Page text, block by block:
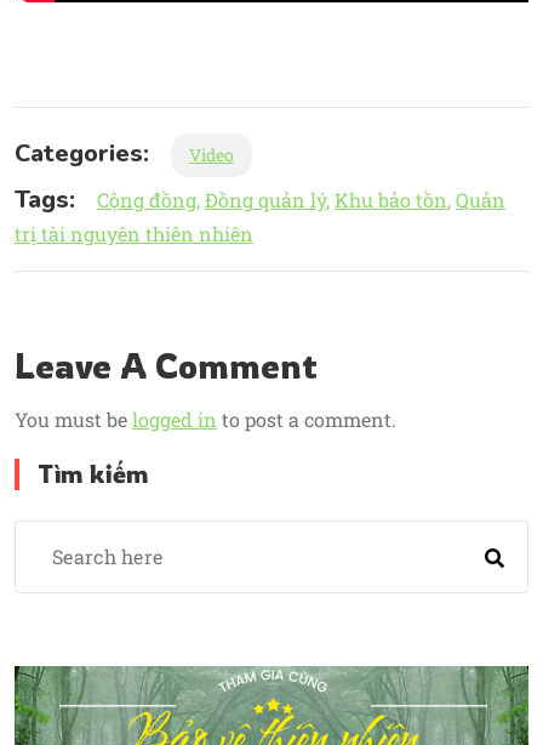
Categories: Video
Tags: Cộng đồng Đồng quản lý Khu bảo tồn Quản
trị tài nguyên thiên nhiên
Leave A Comment
You must belogged in to post a comment.
Tìm kiếm